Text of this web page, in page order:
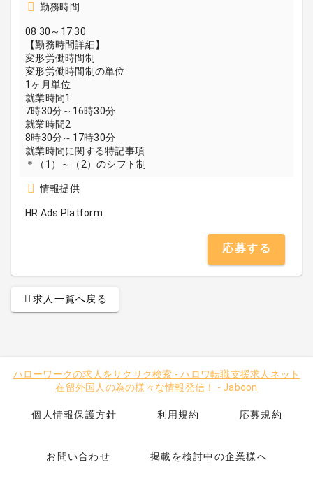
勤務時間
08:30～17:30
【勤務時間詳細】
変形労働時間制
変形労働時間制の単位
1ヶ月単位
就業時間1
7時30分～16時30分
就業時間2
8時30分～17時30分
就業時間に関する特記事項
＊（1）～（2）のシフト制
情報提供
HR Ads Platform
応募する
求人一覧へ戻る
ハローワークの求人をサクサク検索 -ハロワ転職支援求人ネット
在留外国人の為の様々な情報発信！
- Jaboon
個人情報保護方針 利用規約 応募規約
お問い合わせ 掲載を検討中の企業様へ